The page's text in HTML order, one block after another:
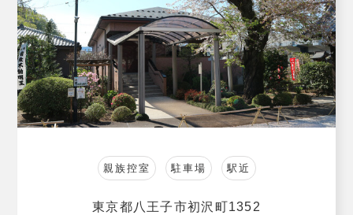
親族控室 駐車場 駅近
東京都八王子市初沢町1352